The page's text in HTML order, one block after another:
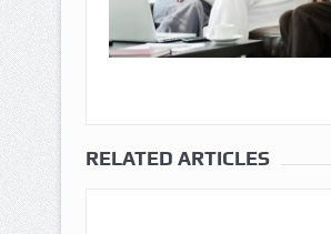
RELATED ARTICLES